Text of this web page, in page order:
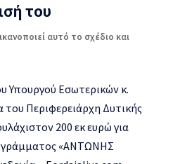
του
αυτό το σχέδιο και